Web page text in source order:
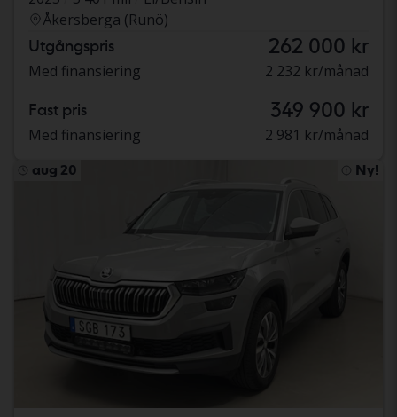
Åkersberga (Runö)
Utgångspris 262 000 kr
Med finansiering 2 232 kr/månad
Fast pris 349 900 kr
Med finansiering 2 981 kr/månad
aug 20 Ny!